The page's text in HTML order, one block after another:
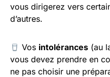
vous dirigerez vers
d’autres.
Vos intolérances (au
vous devez prendre en
ne pas choisir une